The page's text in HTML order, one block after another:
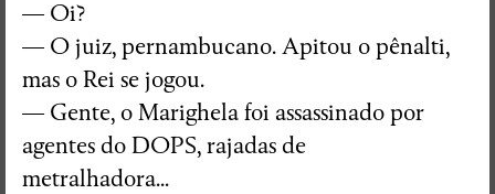
— Oi?
— O juiz, pernambucano. Apitou o pênalti,
mas o Rei se jogou.
— Gente, o Marighela foi assassinado por
agentes do DOPS, rajadas de
metralhadora...